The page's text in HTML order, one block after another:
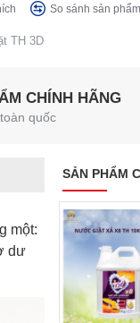
So sánh sản phẩm
TH 3D
CHÍNH HÃNG
quốc
một:
dư
SẢN PHẨM